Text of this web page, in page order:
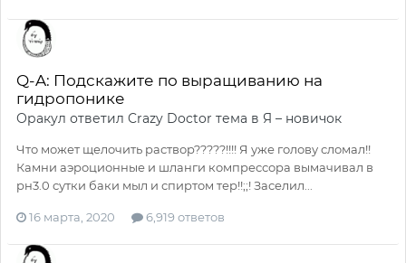
Q-A: Подскажите по выращиванию на
гидропонике
Оракул ответил Crazy Doctor тема в Я – новичок
Что может щелочить раствор?????!!!! Я уже голову сломал!!
Камни аэроционные и шланги компрессора вымачивал в
рн3.0 сутки баки мыл и спиртом тер!!;;! Заселил...
16 марта, 2020 6,919 ответов